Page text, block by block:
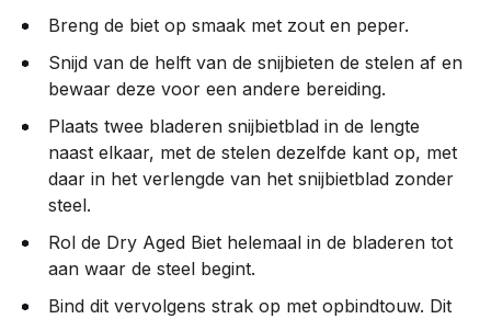
Breng de biet op smaak met zout en peper.
Snijd van de helft van de snijbieten de stelen af en
bewaar deze voor een andere bereiding.
Plaats twee bladeren snijbietblad in de lengte
naast elkaar, met de stelen dezelfde kant op, met
daar in het verlengde van het snijbietblad zonder
steel.
Rol de Dry Aged Biet helemaal in de bladeren tot
aan waar de steel begint.
Bind dit vervolgens strak op met opbindtouw. Dit